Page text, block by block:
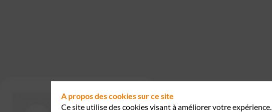
A propos des cookies sur ce site
Ce site utilise des cookies visant à améliorer votre expérience.